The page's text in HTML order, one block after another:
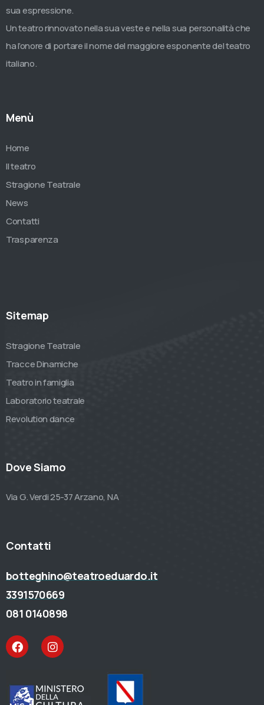
sua espressione.
Un teatro rinnovato nella sua veste e nella sua personalità che
ha l’onore di portare il nome del maggiore esponente del teatro
italiano.
Menù
Home
Il teatro
Stragione Teatrale
News
Contatti
Trasparenza
Sitemap
Stragione Teatrale
Tracce Dinamiche
Teatro in famiglia
Laboratorio teatrale
Revolution dance
Dove Siamo
Via G. Verdi 25-37 Arzano, NA
Contatti
botteghino@teatroeduardo.it
3391570669
081 0140898